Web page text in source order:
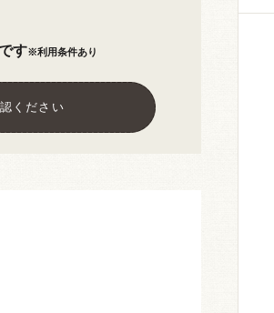
す※利用条件あり
ください